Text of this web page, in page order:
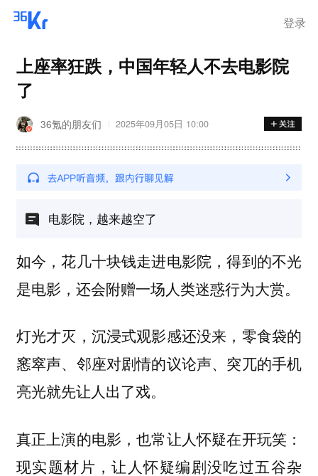
登录
上座率狂跌，中国年轻人不去电影院
了
36氪的朋友们 2025年09月05日 10:00
电影院，越来越空了
如今，花几十块钱走进电影院，得到的不光
是电影，还会附赠一场人类迷惑行为大赏。
灯光才灭，沉浸式观影感还没来，零食袋的
窸窣声、邻座对剧情的议论声、突兀的手机
亮光就先让人出了戏。
真正上演的电影，也常让人怀疑在开玩笑：
现实题材片，让人怀疑编剧没吃过五谷杂